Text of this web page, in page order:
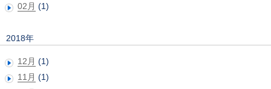
02月 (1)
2018年
12月 (1)
11月 (1)